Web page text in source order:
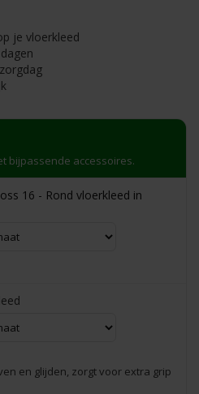
je vloerkleed
bijpassende accessoires.
16 - Rond vloerkleed in
en glijden, zorgt voor extra grip